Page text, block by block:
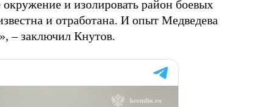
и изолировать район боевых
и отработана. И опыт Медведева
– заключил Кнутов.